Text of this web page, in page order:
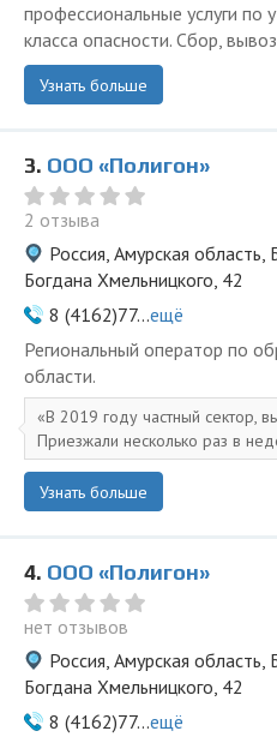
профессиональные услуги по
класса опасности. Сбор,
Узнать больше
3. ООО «Полигон»
2 отзыва
Россия, Амурская область,
Богдана Хмельницкого, 42
8 (4162)77...ещё
Региональный оператор по
области.
В 2019 году частный сектор,
Приезжали несколько раз в
Узнать больше
4. ООО «Полигон»
нет отзывов
Россия, Амурская область,
Богдана Хмельницкого, 42
8 (4162)77...ещё